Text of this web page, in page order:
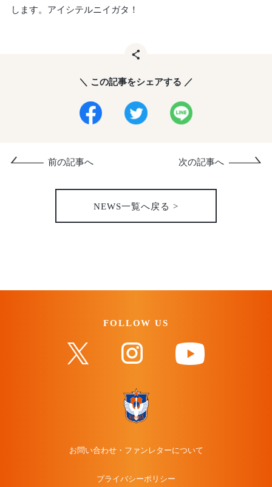
します。アイシテルニイガタ！
＼ この記事をシェアする ／
NEWS一覧へ戻る >
前の記事へ 次の記事へ
FOLLOW US
お問い合わせ・ファンレターについて
プライバシーポリシー